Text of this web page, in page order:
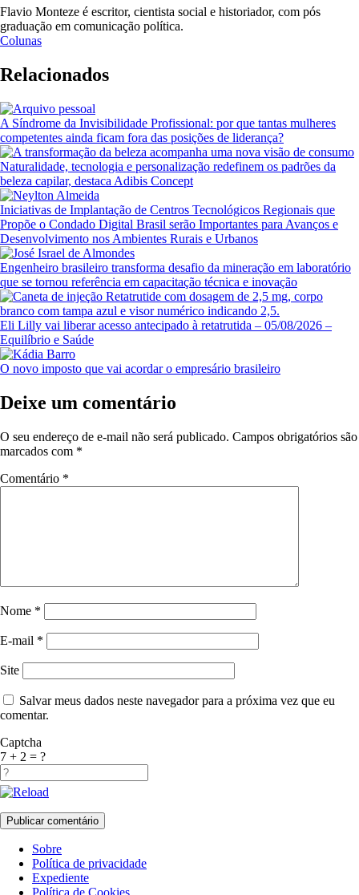
Flavio Monteze é escritor, cientista social e historiador, com pós
graduação em comunicação política.
Colunas
Relacionados
A Síndrome da Invisibilidade Profissional: por que tantas mulheres
competentes ainda ficam fora das posições de liderança?
Naturalidade, tecnologia e personalização redefinem os padrões da
beleza capilar, destaca Adibis Concept
Iniciativas de Implantação de Centros Tecnológicos Regionais que
Propõe o Condado Digital Brasil serão Importantes para Avanços e
Desenvolvimento nos Ambientes Rurais e Urbanos
Engenheiro brasileiro transforma desafio da mineração em laboratório
que se tornou referência em capacitação técnica e inovação
Eli Lilly vai liberar acesso antecipado à retatrutida – 05/08/2026 –
Equilíbrio e Saúde
O novo imposto que vai acordar o empresário brasileiro
Deixe um comentário
O seu endereço de e-mail não será publicado. Campos obrigatórios são
marcados com *
Comentário *
Nome *
E-mail *
Site
Salvar meus dados neste navegador para a próxima vez que eu
comentar.
Captcha
7 + 2 = ?
Sobre
Política de privacidade
Expediente
Política de Cookies